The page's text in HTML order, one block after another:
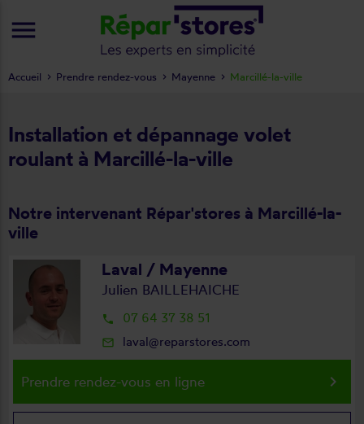
Installation et dépannage volet
roulant à Marcillé-la-ville
Notre intervenant Répar'stores à Marcillé-la-
ville
Laval / Mayenne
Julien BAILLEHAICHE
local_phone 07 64 37 38 51
mail_outline laval@reparstores.com
Prendre rendez-vous en ligne keyboard_arrow_right
Accueil Prendre rendez-vous Mayenne Marcillé-la-ville
menu